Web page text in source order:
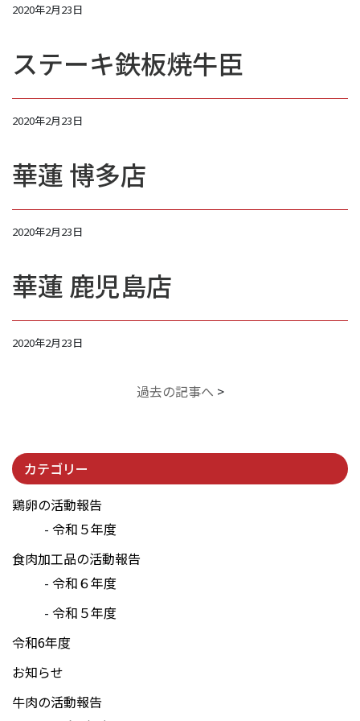
2020年2月23日
ステーキ鉄板焼牛臣
2020年2月23日
華蓮 博多店
2020年2月23日
華蓮 鹿児島店
2020年2月23日
過去の記事へ >
カテゴリー
鶏卵の活動報告
令和５年度
食肉加工品の活動報告
令和６年度
令和５年度
令和6年度
お知らせ
牛肉の活動報告